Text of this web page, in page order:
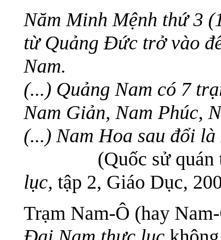
Năm Minh Mệnh thứ 3
từ Quảng Đức trở vào
Nam.
(...) Quảng Nam có 7
Nam Giản, Nam Phúc,
(...) Nam Hoa sau đổi là
(Quốc sử quán
lục, tập 2, Giáo Dục,
Trạm Nam-Ô (hay